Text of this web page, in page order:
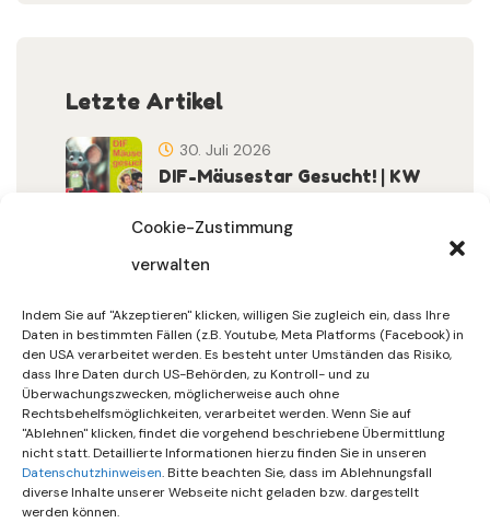
Cookie-Zustimmung
verwalten
Indem Sie auf "Akzeptieren" klicken, willigen Sie zugleich ein, dass Ihre
Daten in bestimmten Fällen (z.B. Youtube, Meta Platforms (Facebook) in
den USA verarbeitet werden. Es besteht unter Umständen das Risiko,
dass Ihre Daten durch US-Behörden, zu Kontroll- und zu
Überwachungszwecken, möglicherweise auch ohne
Rechtsbehelfsmöglichkeiten, verarbeitet werden. Wenn Sie auf
"Ablehnen" klicken, findet die vorgehend beschriebene Übermittlung
nicht statt. Detaillierte Informationen hierzu finden Sie in unseren
Datenschutzhinweisen. Bitte beachten Sie, dass im Ablehnungsfall
diverse Inhalte unserer Webseite nicht geladen bzw. dargestellt
werden können.
Letzte Artikel
DIF-Mäusestar Gesucht! | KW
30. Juli 2026
Sommerferien | KW 31/…
30. Juli 2026
Gemeinsames Friedensgebet
Setzt Zeichen …
15. Juli 2026